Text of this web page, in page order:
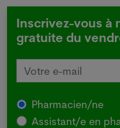
Inscrivez-vous à
gratuite du
Pharmacien/ne
Assistant/e en